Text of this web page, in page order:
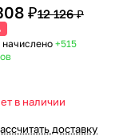
₽12 126 ₽
начислено +515
в наличии
доставку